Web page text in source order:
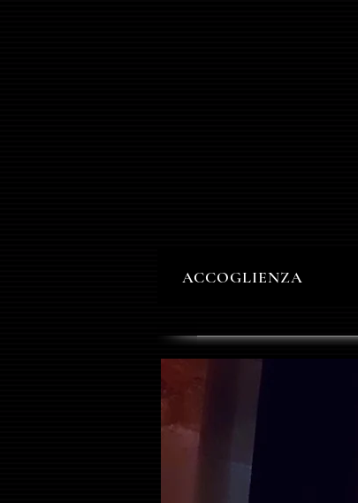
ACCOGLIENZA